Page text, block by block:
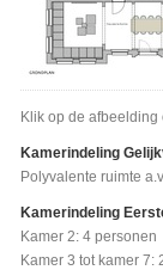
Klik op de
Kamerindeling
Polyvalente ruimte
Kamerindeling
Kamer 2: 4 personen
Kamer 3 tot kamer 7: